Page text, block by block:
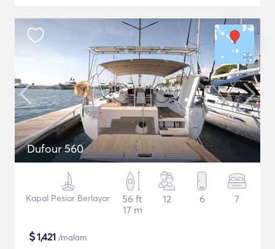
Dufour 560
Kapal Pesiar Berlayar
56 ft
17 m
12 6 7
$1,421 /malam